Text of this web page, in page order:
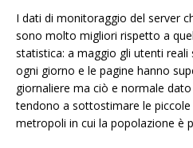
I dati di monitoraggio del server
sono molto migliori rispetto a
statistica: a maggio gli utenti
ogni giorno e le pagine hanno
giornaliere ma ciò e normale
tendono a sottostimare le
metropoli in cui la popolazione è